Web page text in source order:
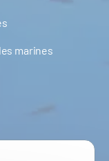
marines